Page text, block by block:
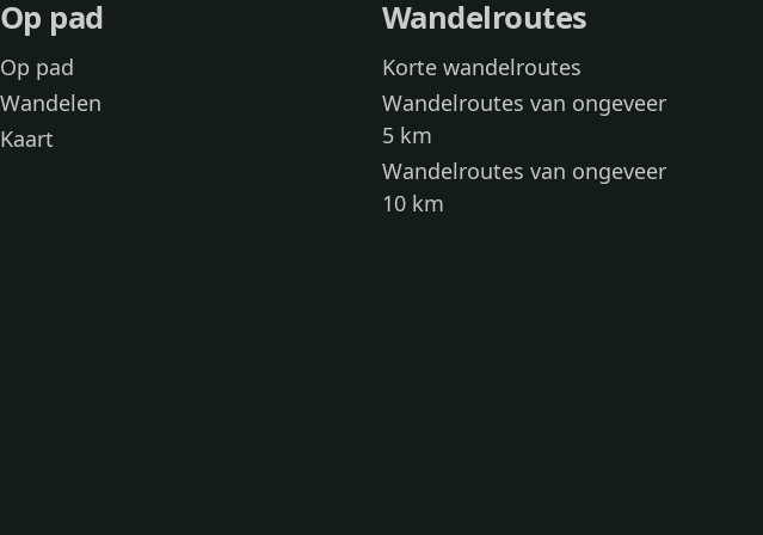
Op pad
Op pad
Wandelen
Kaart
Wandelroutes
Korte wandelroutes
Wandelroutes van ongeveer
5 km
Wandelroutes van ongeveer
10 km